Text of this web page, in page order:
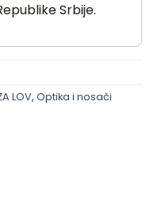
Srbije.
LOV, Optika i nosači